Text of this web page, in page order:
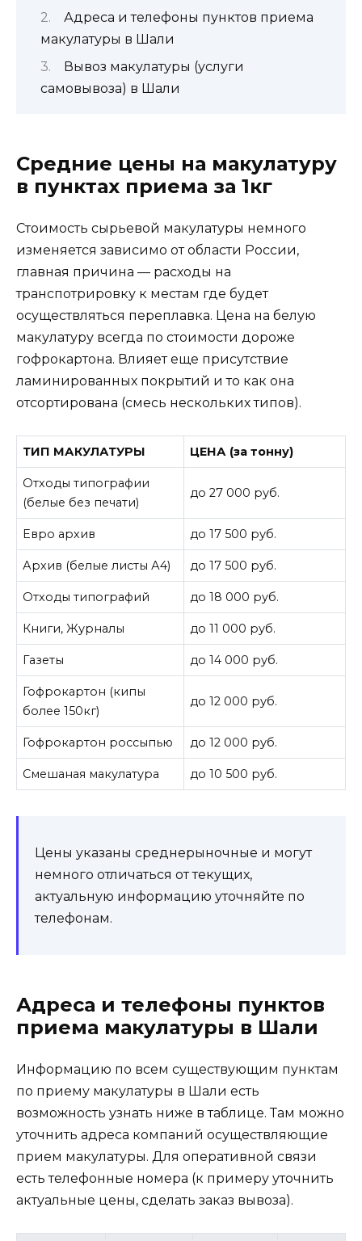
Адреса и телефоны пунктов приема
макулатуры в Шали
Вывоз макулатуры (услуги
самовывоза) в Шали
Средние цены на макулатуру
в пунктах приема за 1кг
Стоимость сырьевой макулатуры немного
изменяется зависимо от области России,
главная причина — расходы на
транспотрировку к местам где будет
осуществляться переплавка. Цена на белую
макулатуру всегда по стоимости дороже
гофрокартона. Влияет еще присутствие
ламинированных покрытий и то как она
отсортирована (смесь нескольких типов).
ТИП МАКУЛАТУРЫ ЦЕНА (за тонну)
Отходы типографии
(белые без печати)
до 27 000 руб.
Евро архив до 17 500 руб.
Архив (белые листы А4) до 17 500 руб.
Отходы типографий до 18 000 руб.
Книги, Журналы до 11 000 руб.
Газеты до 14 000 руб.
Гофрокартон (кипы
более 150кг)
до 12 000 руб.
Гофрокартон россыпью до 12 000 руб.
Смешаная макулатура до 10 500 руб.
Цены указаны среднерыночные и могут
немного отличаться от текущих,
актуальную информацию уточняйте по
телефонам.
Адреса и телефоны пунктов
приема макулатуры в Шали
Информацию по всем существующим пунктам
по приему макулатуры в Шали есть
возможность узнать ниже в таблице. Там можно
уточнить адреса компаний осуществляющие
прием макулатуры. Для оперативной связи
есть телефонные номера (к примеру уточнить
актуальные цены, сделать заказ вывоза).